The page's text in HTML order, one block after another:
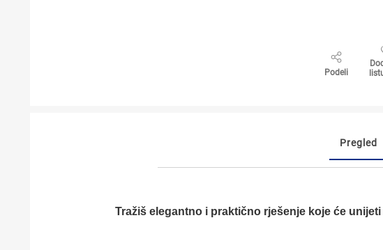
Podeli
Pregled
Tražiš elegantno i praktično rješenje koje će